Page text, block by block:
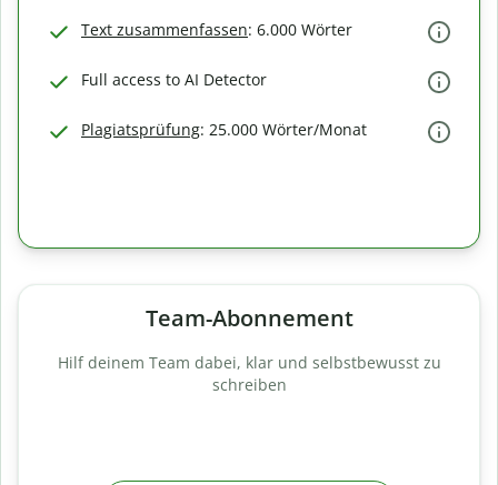
Text zusammenfassen: 6.000 Wörter
Full access to AI Detector
Plagiatsprüfung: 25.000 Wörter/Monat
Team-Abonnement
Hilf deinem Team dabei, klar und selbstbewusst zu
schreiben